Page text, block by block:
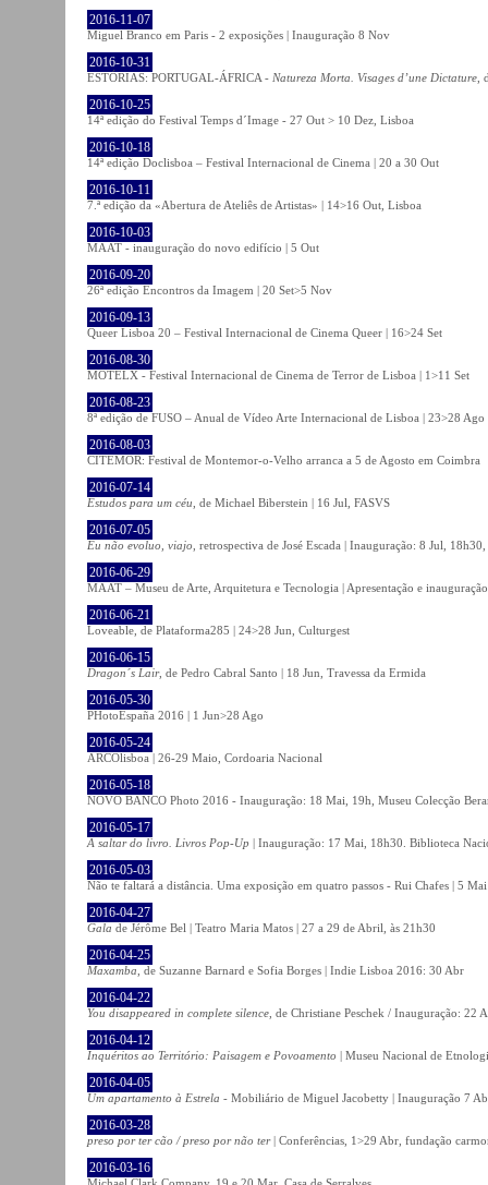
2016-11-07
Miguel Branco em Paris - 2 exposições | Inauguração 8 Nov
2016-10-31
ESTÓRIAS: PORTUGAL-ÁFRICA - Natureza Morta. Visages d’une Dictature
2016-10-25
14ª edição do Festival Temps d´Image - 27 Out > 10 Dez, Lisboa
2016-10-18
14ª edição Doclisboa – Festival Internacional de Cinema | 20 a 30 Out
2016-10-11
7.ª edição da «Abertura de Ateliês de Artistas» | 14>16 Out, Lisboa
2016-10-03
MAAT - inauguração do novo edifício | 5 Out
2016-09-20
26ª edição Encontros da Imagem | 20 Set>5 Nov
2016-09-13
Queer Lisboa 20 – Festival Internacional de Cinema Queer | 16>24 Set
2016-08-30
MOTELX - Festival Internacional de Cinema de Terror de Lisboa | 1>11 Set
2016-08-23
8ª edição de FUSO – Anual de Vídeo Arte Internacional de Lisboa | 23>28 Ago
2016-08-03
CITEMOR: Festival de Montemor-o-Velho arranca a 5 de Agosto em Coimbra
2016-07-14
Estudos para um céu , de Michael Biberstein | 16 Jul, FASVS
2016-07-05
Eu não evoluo, viajo , retrospectiva de José Escada | Inauguração: 8 Jul,
2016-06-29
MAAT – Museu de Arte, Arquitetura e Tecnologia | Apresentação e
2016-06-21
Loveable, de Plataforma285 | 24>28 Jun, Culturgest
2016-06-15
Dragon´s Lair, de Pedro Cabral Santo | 18 Jun, Travessa da Ermida
2016-05-30
PHotoEspaña 2016 | 1 Jun>28 Ago
2016-05-24
ARCOlisboa | 26-29 Maio, Cordoaria Nacional
2016-05-18
NOVO BANCO Photo 2016 - Inauguração: 18 Mai, 19h, Museu Colecção
2016-05-17
A saltar do livro. Livros Pop-Up | Inauguração: 17 Mai, 18h30. Biblioteca
2016-05-03
Não te faltará a distância. Uma exposição em quatro passos - Rui Chafes | 5
2016-04-27
Gala de Jérôme Bel | Teatro Maria Matos | 27 a 29 de Abril, às 21h30
2016-04-25
Maxamba , de Suzanne Barnard e Sofia Borges | Indie Lisboa 2016: 30 Abr
2016-04-22
You disappeared in complete silence , de Christiane Peschek / Inauguração: 22
2016-04-12
Inquéritos ao Território: Paisagem e Povoamento | Museu Nacional de
2016-04-05
Um apartamento à Estrela - Mobiliário de Miguel Jacobetty | Inauguração 7
2016-03-28
preso por ter cão / preso por não ter| Conferências, 1>29 Abr, fundação
2016-03-16